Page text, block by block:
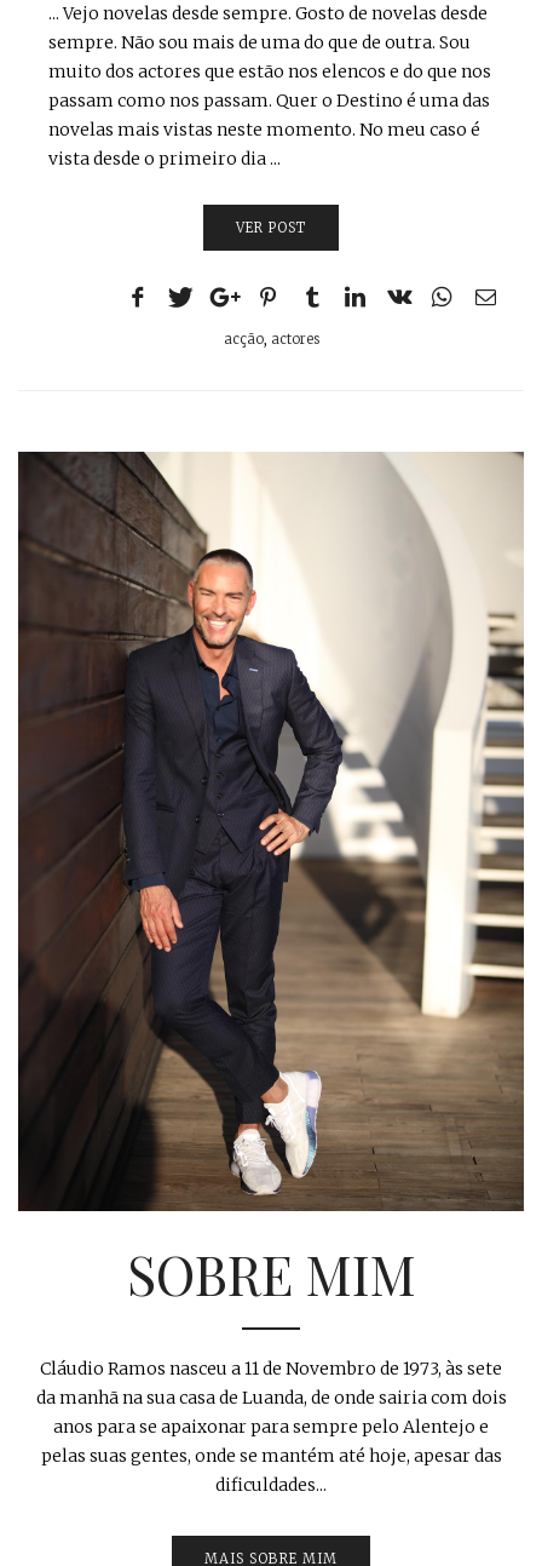
... Vejo novelas desde sempre. Gosto de novelas desde
sempre. Não sou mais de uma do que de outra. Sou
muito dos actores que estão nos elencos e do que nos
passam como nos passam. Quer o Destino é uma das
novelas mais vistas neste momento. No meu caso é
vista desde o primeiro dia ...
VER POST
acção, actores
SOBRE MIM
Cláudio Ramos nasceu a 11 de Novembro de 1973, às sete
da manhã na sua casa de Luanda, de onde sairia com dois
anos para se apaixonar para sempre pelo Alentejo e
pelas suas gentes, onde se mantém até hoje, apesar das
dificuldades...
MAIS SOBRE MIM